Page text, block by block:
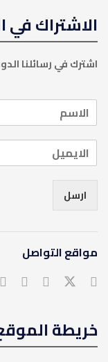
الاشتراك في
اشترك في رسائلنا
ارسل
مواقع التواصل
خريطة